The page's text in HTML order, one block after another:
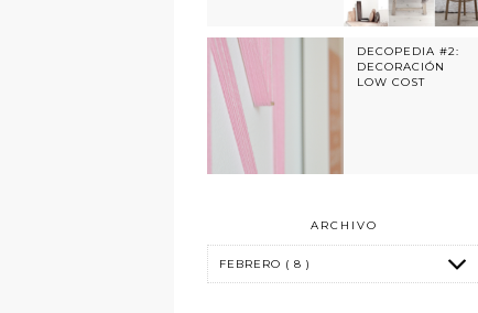
DECOPEDIA #2:
DECORACIÓN
LOW COST
ARCHIVO